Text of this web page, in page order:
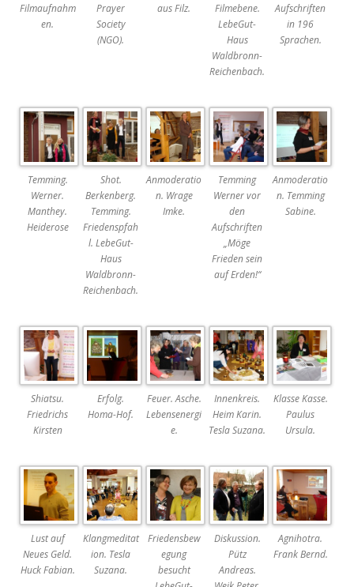
Filmaufnahm
en.
Prayer
Society
(NGO).
aus Filz.
Filmebene.
LebeGut-
Haus
Waldbronn-
Reichenbach.
Aufschriften
in 196
Sprachen.
Temming.
Werner.
Manthey.
Heiderose
Shot.
Berkenberg.
Temming.
Friedenspfah
l. LebeGut-
Haus
Waldbronn-
Reichenbach.
Anmoderatio
n. Wrage
Imke.
Temming
Werner vor
den
Aufschriften
„Möge
Frieden sein
auf Erden!“
Anmoderatio
n. Temming
Sabine.
Shiatsu.
Friedrichs
Kirsten
Erfolg.
Homa-Hof.
Feuer. Asche.
Lebensenergi
e.
Innenkreis.
Heim Karin.
Tesla Suzana.
Klasse Kasse.
Paulus
Ursula.
Lust auf
Neues Geld.
Huck Fabian.
Klangmeditat
ion. Tesla
Suzana.
Friedensbew
egung
besucht
Diskussion.
Pütz
Andreas.
Agnihotra.
Frank Bernd.